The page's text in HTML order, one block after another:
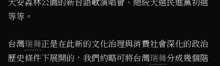
大安森林公園的新台語歌演唱會、總統大選民進黨初選
等等。
台灣瑞舞正是在此新的文化治理與消費社會深化的政治
歷史條件下展開的，我們約略可將台灣瑞舞分成幾個階